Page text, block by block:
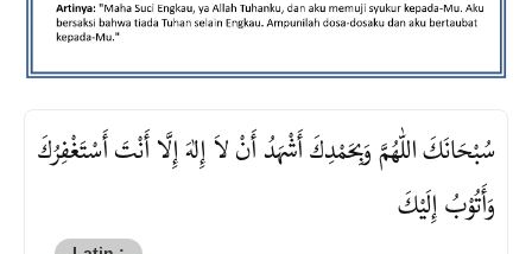
سُبْحَانَكَ اللّٰهُمَّ وَبِحَمْدِكَ أَشْهَدُ أَنْ لاَ إِلٰهَ إِلَّا أَنْتَ أَسْتَغْفِرُكَ
وَأَتُوْبُ إِلَيْكَ